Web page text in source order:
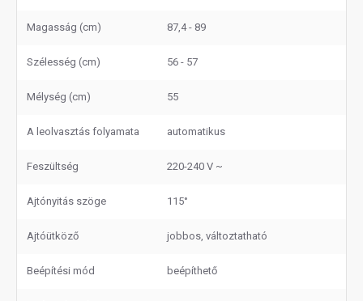
Magasság (cm) 87,4 - 89
Szélesség (cm) 56 - 57
Mélység (cm) 55
A leolvasztás folyamata automatikus
Feszültség 220-240 V ~
Ajtónyitás szöge 115°
Ajtóütköző jobbos, változtatható
Beépítési mód beépíthető